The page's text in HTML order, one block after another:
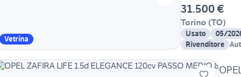
Vetrina
31.500 €
Torino (TO)
Usato 05/
Rivenditore